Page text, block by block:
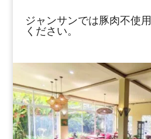
ジャンサンでは豚肉不使
ください。